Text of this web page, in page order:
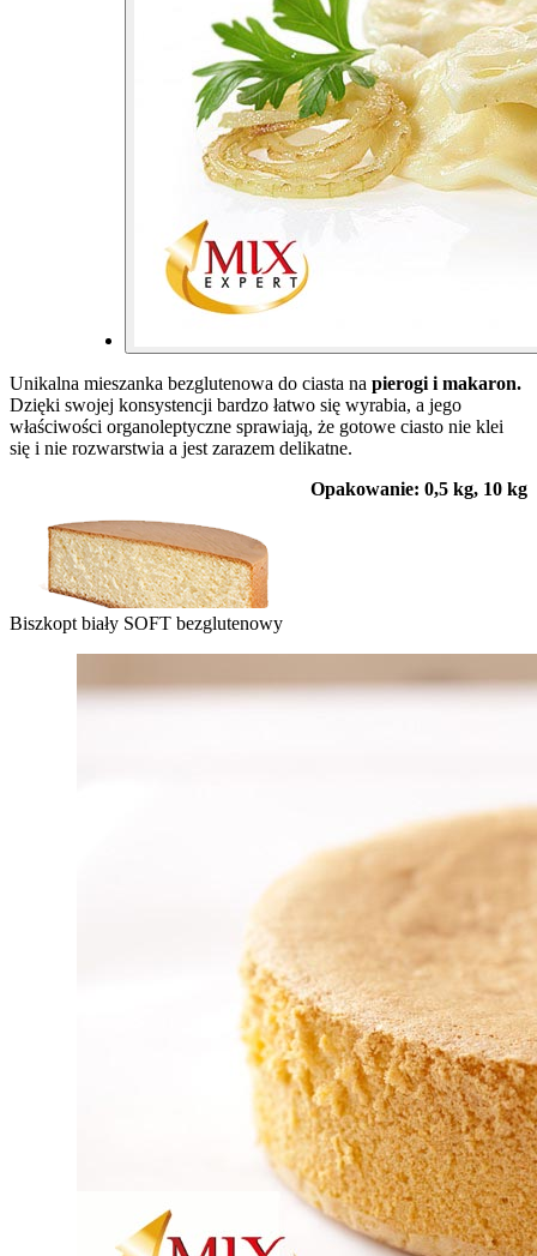
Unikalna mieszanka bezglutenowa do ciasta na pierogi i makaron.
Dzięki swojej konsystencji bardzo łatwo się wyrabia, a jego
właściwości organoleptyczne sprawiają, że gotowe ciasto nie klei
się i nie rozwarstwia a jest zarazem delikatne.
Opakowanie: 0,5 kg, 10 kg
Biszkopt biały SOFT bezglutenowy